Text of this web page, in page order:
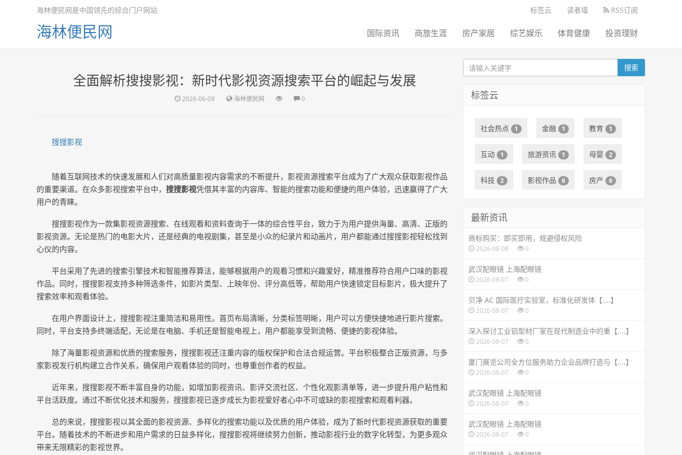
标签云 读者墙 RSS订阅
海林便民网是中国领先的综合门户网站
海林便民网 国际资讯 商旅生涯 房产家居 综艺娱乐 体育健康 投资理财
全面解析搜搜影视：新时代影视资源搜索平台的崛起与发展
2026-06-09 海林便民网 0
搜搜影视
随着互联网技术的快速发展和人们对高质量影视内容需求的不断提升，影视资源搜索平台成为了广大观众获取影视作品
的重要渠道。在众多影视搜索平台中， 搜搜影视凭借其丰富的内容库、智能的搜索功能和便捷的用户体验，迅速赢得了广大
用户的青睐。
搜搜影视作为一款集影视资源搜索、在线观看和资料查询于一体的综合性平台，致力于为用户提供海量、高清、正版的
影视资源。无论是热门的电影大片，还是经典的电视剧集，甚至是小众的纪录片和动画片，用户都能通过搜搜影视轻松找到
心仪的内容。
平台采用了先进的搜索引擎技术和智能推荐算法，能够根据用户的观看习惯和兴趣爱好，精准推荐符合用户口味的影视
作品。同时，搜搜影视支持多种筛选条件，如影片类型、上映年份、评分高低等，帮助用户快速锁定目标影片，极大提升了
搜索效率和观看体验。
在用户界面设计上，搜搜影视注重简洁和易用性。首页布局清晰，分类标签明晰，用户可以方便快捷地进行影片搜索。
同时，平台支持多终端适配，无论是在电脑、手机还是智能电视上，用户都能享受到流畅、便捷的影视体验。
除了海量影视资源和优质的搜索服务，搜搜影视还注重内容的版权保护和合法合规运营。平台积极整合正版资源，与多
家影视发行机构建立合作关系，确保用户观看体验的同时，也尊重创作者的权益。
近年来，搜搜影视不断丰富自身的功能，如增加影视资讯、影评交流社区、个性化观影清单等，进一步提升用户粘性和
平台活跃度。通过不断优化技术和服务，搜搜影视已逐步成长为影视爱好者心中不可或缺的影视搜索和观看利器。
总的来说，搜搜影视以其全面的影视资源、多样化的搜索功能以及优质的用户体验，成为了新时代影视资源获取的重要
平台。随着技术的不断进步和用户需求的日益多样化，搜搜影视将继续努力创新，推动影视行业的数字化转型，为更多观众
带来无限精彩的影视世界。
搜索
标签云
社会热点 1 金融 1 教育 1
互动 1 旅游资讯 1 母婴 2
科技 2 影视作品 6 房产 6
最新资讯
商标购买：即买即用，规避侵权风险
2026-08-08 0
武汉配眼镜 上海配眼镜
2026-08-07 0
贝净 AC 国际医疗实验室，标准化研发体【....】
2026-08-07 0
深入探讨工业铝型材厂家在现代制造业中的重【....】
2026-08-07 0
厦门展览公司全方位服务助力企业品牌打造与【....】
2026-08-07 0
武汉配眼镜 上海配眼镜
2026-08-07 0
武汉配眼镜 上海配眼镜
2026-08-07 0